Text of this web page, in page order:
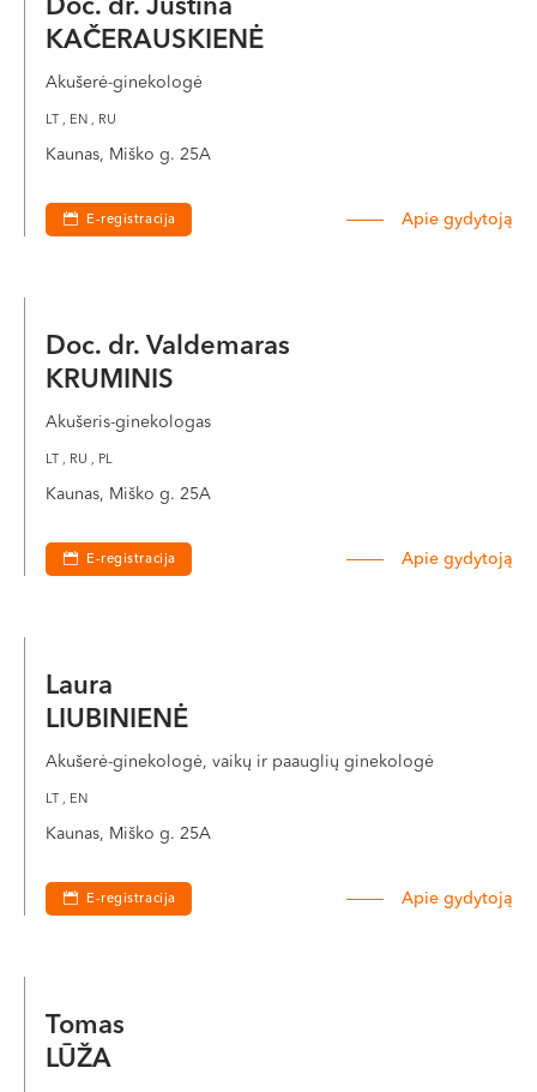
Doc. dr. Justina
KAČERAUSKIENĖ
Akušerė-ginekologė
LT , EN , RU
Kaunas, Miško g. 25A
E-registracija Apie gydytoją
Doc. dr. Valdemaras
KRUMINIS
Akušeris-ginekologas
LT , RU , PL
Kaunas, Miško g. 25A
E-registracija Apie gydytoją
Laura
LIUBINIENĖ
Akušerė-ginekologė, vaikų ir paauglių ginekologė
LT , EN
Kaunas, Miško g. 25A
E-registracija Apie gydytoją
Tomas
LŪŽA